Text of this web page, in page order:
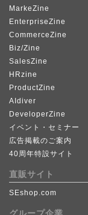
MarkeZine
EnterpriseZine
CommerceZine
Biz/Zine
SalesZine
HRzine
ProductZine
AIdiver
DeveloperZine
イベント・セミナー
広告掲載のご案内
40周年特設サイト
直販サイト
SEshop.com
グループ企業